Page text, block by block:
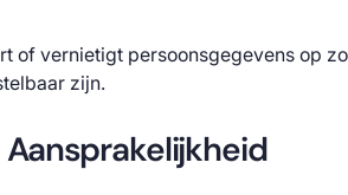
of vernietigt persoonsgegevens op
zijn.
Aansprakelijkheid